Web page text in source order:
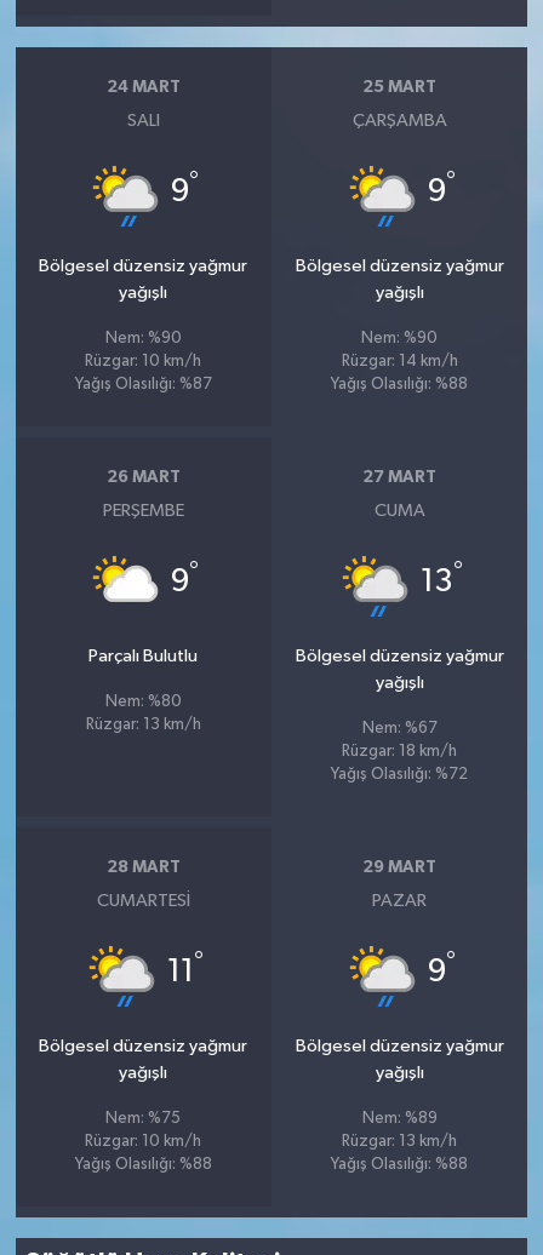
24 MART
SALI
9°
Bölgesel düzensiz yağmur
yağışlı
Nem: %90
Rüzgar: 10 km/h
Yağış Olasılığı: %87
25 MART
ÇARŞAMBA
9°
Bölgesel düzensiz yağmur
yağışlı
Nem: %90
Rüzgar: 14 km/h
Yağış Olasılığı: %88
26 MART
PERŞEMBE
9°
Parçalı Bulutlu
Nem: %80
Rüzgar: 13 km/h
27 MART
CUMA
13°
Bölgesel düzensiz yağmur
yağışlı
Nem: %67
Rüzgar: 18 km/h
Yağış Olasılığı: %72
28 MART
CUMARTESI
11 °
Bölgesel düzensiz yağmur
yağışlı
Nem: %75
Rüzgar: 10 km/h
Yağış Olasılığı: %88
29 MART
PAZAR
9°
Bölgesel düzensiz yağmur
yağışlı
Nem: %89
Rüzgar: 13 km/h
Yağış Olasılığı: %88